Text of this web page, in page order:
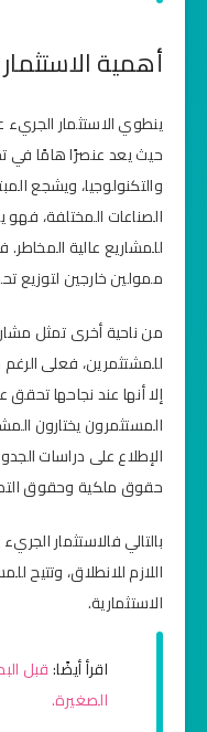
أهمية
ينطوي الاستثمار
حيث يعد عنصرًا هامًا في
والتكنولوجيا، ويشجع
الصناعات المختلفة، فهو
للمشاريع عالية
ممولين خارجين لتوزيع
من ناحية أخرى تمثل
للمشتثمرين، فعلى الرغم
إلا أنها عند نجاحها تحقق
المستثمرون يختارون
الإطلاع على دراسات
حقوق ملكية وحقوق
بالتالي فالاستثمار
اللازم للانطلاق،
الاستثمارية.
اقرأ أيضًا:قبل
الصغيرة.